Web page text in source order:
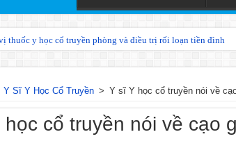
thuốc y học cổ truyền phòng và điều trị rối loạn tiền đình
pháp điều trị Sốt xuất huyết theo Y học cổ truyền
Y Sĩ Y Học Cổ Truyền > Y sĩ Y học cổ truyền nói về
học cổ truyền nói về cạo